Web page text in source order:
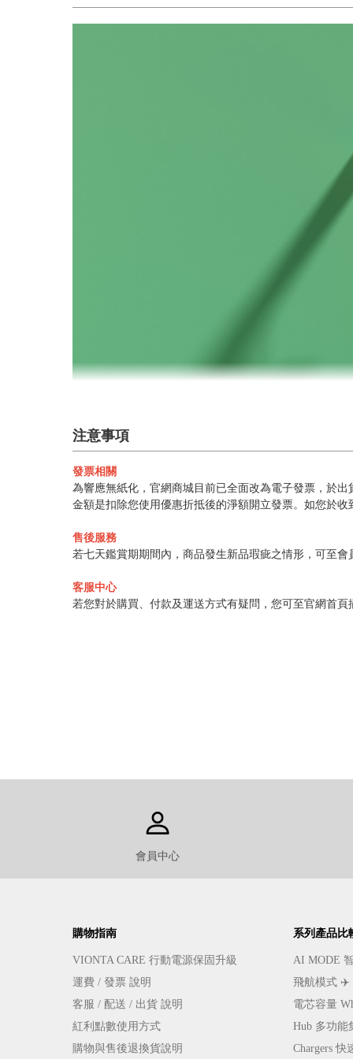
注意事項
發票相關
為響應無紙化，官網商城目前已全面改為電子發票，於
金額是扣除您使用優惠折抵後的淨額開立發票。如您於
售後服務
若七天鑑賞期期間內，商品發生新品瑕疵之情形，可至
客服中心
若您對於購買、付款及運送方式有疑問，您可至官網首頁
會員中心
購物指南
VIONTA CARE 行動電源保固升級
運費 / 發票 說明
客服 / 配送 / 出貨 說明
紅利點數使用方式
購物與售後退換貨說明
系列產品比
AI MODE
飛航模式 ✈️
電芯容量
Hub 多功能
Chargers